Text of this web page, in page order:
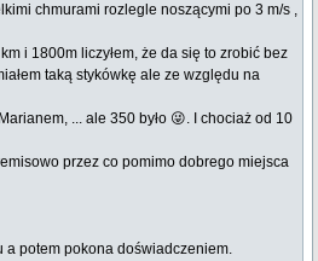
chmurami rozlegle noszącymi po 3 m/s ,
i 1800m liczyłem, że da się to zrobić bez
taką stykówkę ale ze względu na
... ale 350 było 😜. I chociaż od 10
przez co pomimo dobrego miejsca
a potem pokona doświadczeniem.